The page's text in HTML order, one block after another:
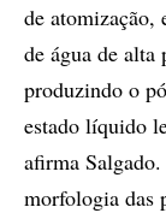
de atomização,
de água de alta
produzindo o
estado líquido
afirma
morfologia das